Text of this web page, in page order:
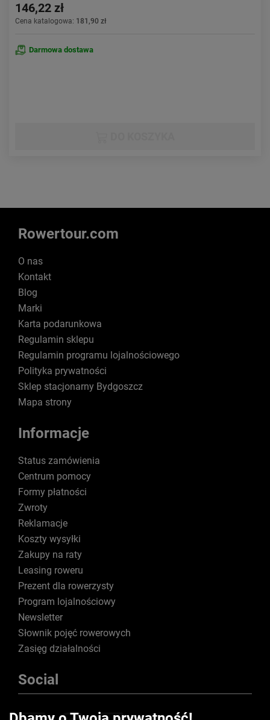
146,22 zł
Cena katalogowa: 181,90 zł
Darmowa dostawa
Rowertour.com
O nas
Kontakt
Blog
Marki
Karta podarunkowa
Regulamin sklepu
Regulamin programu lojalnościowego
Polityka prywatności
Sklep stacjonarny Bydgoszcz
Mapa strony
Informacje
Status zamówienia
Centrum pomocy
Formy płatności
Zwroty
Reklamacje
Koszty wysyłki
Zakupy na raty
Leasing roweru
Prezent dla rowerzysty
Program lojalnościowy
Newsletter
Słownik pojęć rowerowych
Zasięg działalności
Social